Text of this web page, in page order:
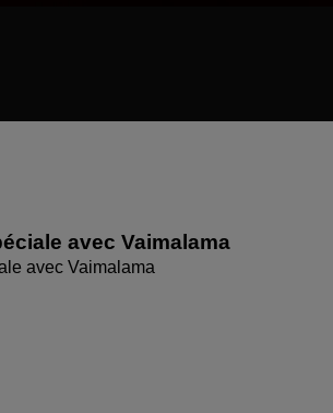
avec Vaimalama
avec Vaimalama